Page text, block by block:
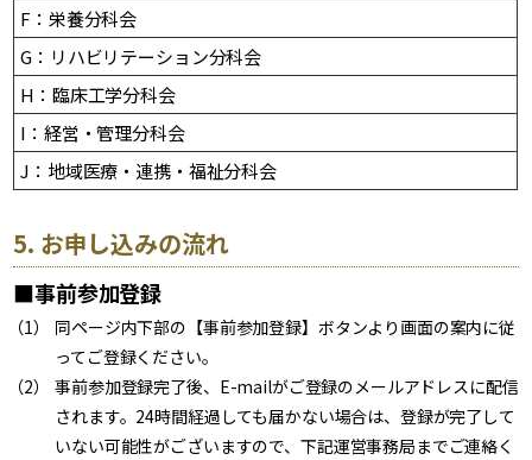
F：栄養分科会
G：リハビリテーション分科会
H：臨床工学分科会
I：経営・管理分科会
J：地域医療・連携・福祉分科会
5. お申し込みの流れ
■事前参加登録
同ページ内下部の【事前参加登録】ボタンより画面の案内に従
ってご登録ください。
事前参加登録完了後、E-mailがご登録のメールアドレスに配信
されます。24時間経過しても届かない場合は、登録が完了して
いない可能性がございますので、下記運営事務局までご連絡く